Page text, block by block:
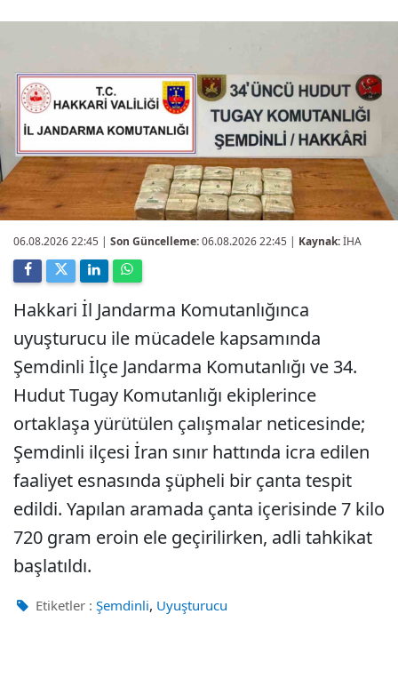
06.08.2026 22:45 | Son Güncelleme:06.08.2026 22:45 | Kaynak:İHA
Hakkari İl Jandarma Komutanlığınca
uyuşturucu ile mücadele kapsamında
Şemdinli İlçe Jandarma Komutanlığı ve 34.
Hudut Tugay Komutanlığı ekiplerince
ortaklaşa yürütülen çalışmalar neticesinde;
Şemdinli ilçesi İran sınır hattında icra edilen
faaliyet esnasında şüpheli bir çanta tespit
edildi. Yapılan aramada çanta içerisinde 7 kilo
720 gram eroin ele geçirilirken, adli tahkikat
başlatıldı.
Etiketler : Şemdinli, Uyuşturucu